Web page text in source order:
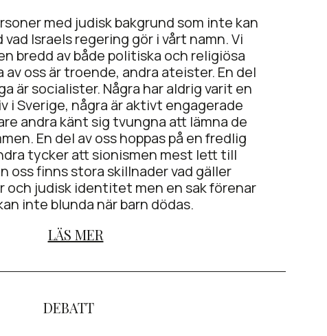
med judisk bakgrund som inte kan
Israels regering gör i vårt namn. Vi
bredd av både politiska och religiösa
av oss är troende, andra ateister. En del
är socialister. Några har aldrig varit en
i Sverige, några är aktivt engagerade
andra känt sig tvungna att lämna de
En del av oss hoppas på en fredlig
tycker att sionismen mest lett till
oss finns stora skillnader vad gäller
och judisk identitet men en sak förenar
inte blunda när barn dödas.
LÄS MER
DEBATT